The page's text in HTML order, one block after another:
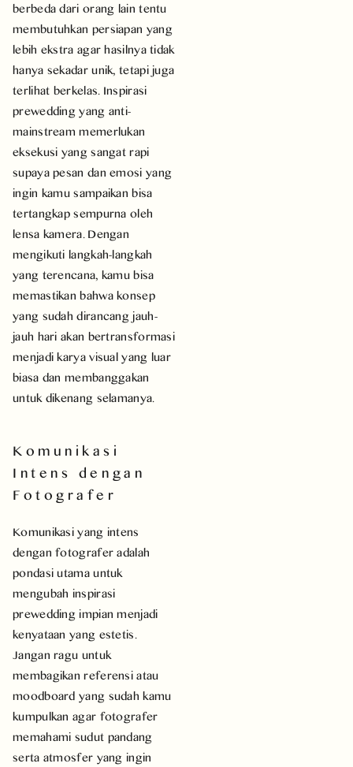
berbeda dari orang lain tentu
membutuhkan persiapan yang
lebih ekstra agar hasilnya tidak
hanya sekadar unik, tetapi juga
terlihat berkelas. Inspirasi
prewedding yang anti-
mainstream memerlukan
eksekusi yang sangat rapi
supaya pesan dan emosi yang
ingin kamu sampaikan bisa
tertangkap sempurna oleh
lensa kamera. Dengan
mengikuti langkah-langkah
yang terencana, kamu bisa
memastikan bahwa konsep
yang sudah dirancang jauh-
jauh hari akan bertransformasi
menjadi karya visual yang luar
biasa dan membanggakan
untuk dikenang selamanya.
Komunikasi
Intens dengan
Fotografer
Komunikasi yang intens
dengan fotografer adalah
pondasi utama untuk
mengubah inspirasi
prewedding impian menjadi
kenyataan yang estetis.
Jangan ragu untuk
membagikan referensi atau
moodboard yang sudah kamu
kumpulkan agar fotografer
memahami sudut pandang
serta atmosfer yang ingin